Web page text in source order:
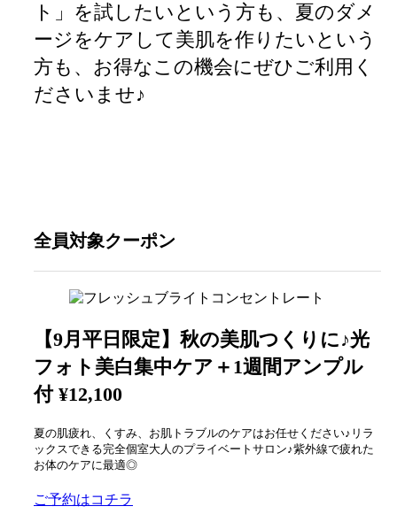
ト」を試したいという方も、夏のダメ
ージをケアして美肌を作りたいという
方も、お得なこの機会にぜひご利用く
ださいませ♪
全員対象クーポン
【9月平日限定】秋の美肌つくりに♪光
フォト美白集中ケア＋1週間アンプル
付¥12,100
夏の肌疲れ、くすみ、お肌トラブルのケアはお任せください♪リラ
ックスできる完全個室大人のプライベートサロン♪紫外線で疲れた
お体のケアに最適◎
ご予約はコチラ